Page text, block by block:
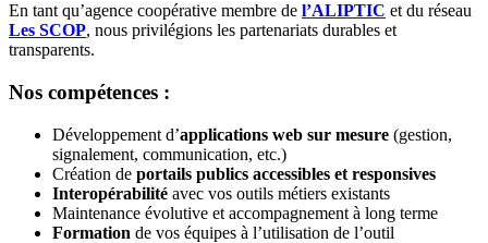
En tant qu’agence coopérative membre de l’ALIPTIC et du réseau
Les SCOP, nous privilégions les partenariats durables et
transparents.
Nos compétences :
Développement d’applications web sur mesure (gestion,
signalement, communication, etc.)
Création de portails publics accessibles et responsives
Interopérabilité avec vos outils métiers existants
Maintenance évolutive et accompagnement à long terme
Formation de vos équipes à l’utilisation de l’outil